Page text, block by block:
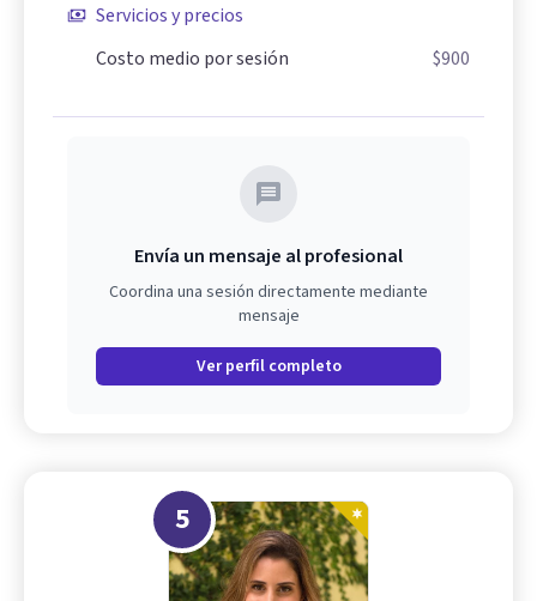
Servicios y precios
Costo medio por sesión
$900
Envía un mensaje al profesional
Coordina una sesión directamente mediante
mensaje
Ver perfil completo
5